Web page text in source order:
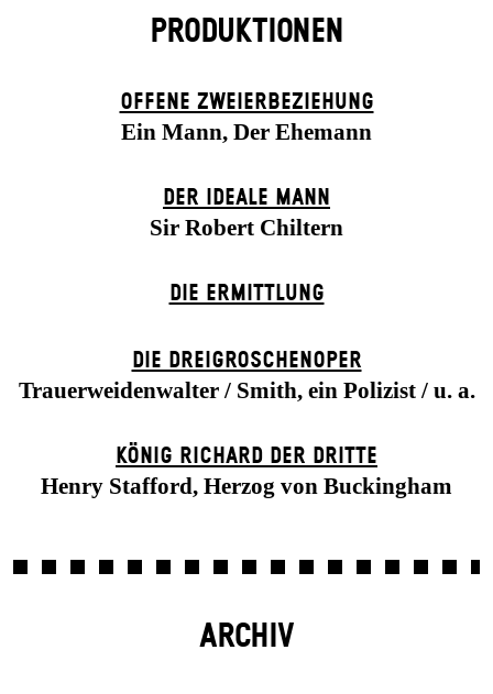
PRODUKTIONEN
OFFENE ZWEIER­BEZIEHUNG
Ein Mann, Der Ehemann
DER IDEALE MANN
Sir Robert Chiltern
DIE ERMITTLUNG
DIE DREI­GROSCHEN­OPER
Trauerweidenwalter / Smith, ein Polizist / u. a.
KÖNIG RICHARD DER DRITTE
Henry Stafford, Herzog von Buckingham
ARCHIV